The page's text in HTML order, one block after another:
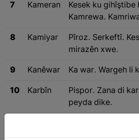
7 Kameran
Kesek ku gihîştibe
Kamrewa.
8 Kamiyar
Pîroz. Serkeftî.
mirazên xwe.
9 Kanêwar Ka war. Wargeh li
10 Karbîn
Pispor. Zana di
peyda dike.